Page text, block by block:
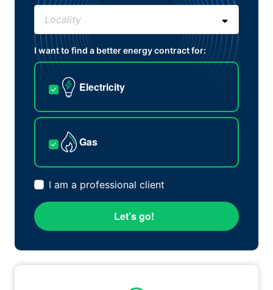
I want to find a better energy contract for:
Electricity
Gas
I am a professional client
Let’s go!